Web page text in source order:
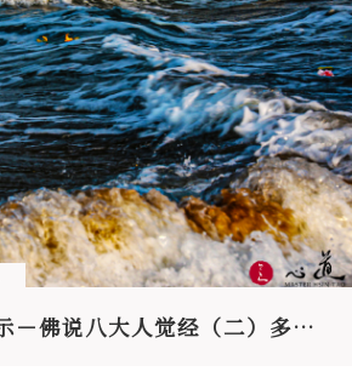
心道法师经典开示－佛说八大人觉经（二）多欲为苦